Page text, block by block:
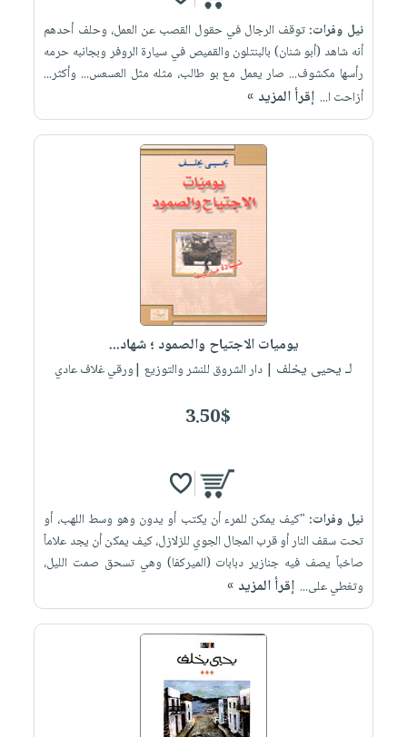
نيل وفرات: توقف الرجال في حقول القصب عن العمل، وحلف أحدهم
أنه شاهد (أبو شنان) بالبنتلون والقميص في سيارة الروفر وبجانبه حرمه
رأسها مكشوف... صار يعمل مع بو طالب، مثله مثل العسعس... وأكثر...
أزاحت ا... إقرأ المزيد »
يوميات الاجتياح والصمود ؛ شهاد...
لـ يحيى يخلف | دار الشروق للنشر والتوزيع |ورقي غلاف عادي
3.50$
نيل وفرات: "كيف يمكن للمرء أن يكتب أو يدون وهو وسط اللهب، أو
تحت سقف النار أو قرب المجال الجوي للزلازل، كيف يمكن أن يجد علاماً
صاخباً يصف فيه جنازير دبابات (الميركفا) وهي تسحق صمت الليل،
وتغطي على... إقرأ المزيد »